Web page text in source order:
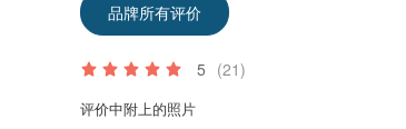
品牌所有评价
5 (21)
评价中附上的照片